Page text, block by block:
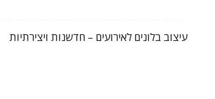
עיצוב בלונים לאירועים – חדשנות ויצירתיות